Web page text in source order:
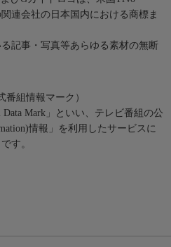
連会社の日本国内における商標ま
記事・写真等あらゆる素材の無断
番組情報マーク）
Mark」といい、テレビ番組の公
情報」を利用したサービスに
す。